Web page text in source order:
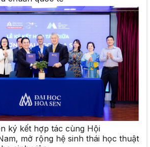
ký kết hợp tác cùng Hội
mở rộng hệ sinh thái học thuật